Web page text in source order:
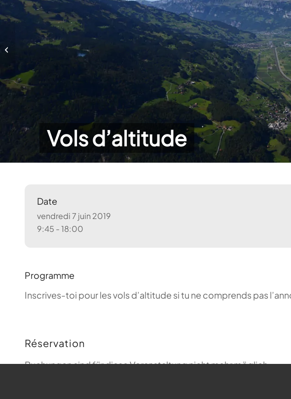
Vols d’altitude
Date
vendredi 7 juin 2019
9:45 - 18:00
Programme
Inscrives-toi pour les vols d’altitude si tu ne comprends pas
Réservation
Buchungen sind für diese Veranstaltung nicht mehr möglich.
Vols d’altitude